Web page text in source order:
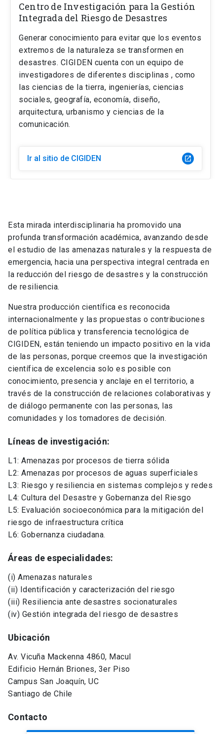
Centro de Investigación para la Gestión
Integrada del Riesgo de Desastres
Generar conocimiento para evitar que los eventos
extremos de la naturaleza se transformen en
desastres. CIGIDEN cuenta con un equipo de
investigadores de diferentes disciplinas , como
las ciencias de la tierra, ingenierías, ciencias
sociales, geografía, economía, diseño,
arquitectura, urbanismo y ciencias de la
comunicación.
Ir al sitio de CIGIDEN launch
Esta mirada interdisciplinaria ha promovido una
profunda transformación académica, avanzando desde
el estudio de las amenazas naturales y la respuesta de
emergencia, hacia una perspectiva integral centrada en
la reducción del riesgo de desastres y la construcción
de resiliencia.
Nuestra producción científica es reconocida
internacionalmente y las propuestas o contribuciones
de política pública y transferencia tecnológica de
CIGIDEN, están teniendo un impacto positivo en la vida
de las personas, porque creemos que la investigación
científica de excelencia solo es posible con
conocimiento, presencia y anclaje en el territorio, a
través de la construcción de relaciones colaborativas y
de diálogo permanente con las personas, las
comunidades y los tomadores de decisión.
Líneas de investigación:
L1: Amenazas por procesos de tierra sólida
L2: Amenazas por procesos de aguas superficiales
L3: Riesgo y resiliencia en sistemas complejos y redes
L4: Cultura del Desastre y Gobernanza del Riesgo
L5: Evaluación socioeconómica para la mitigación del
riesgo de infraestructura crítica
L6: Gobernanza ciudadana.
Áreas de especialidades:
(i) Amenazas naturales
(ii) Identificación y caracterización del riesgo
(iii) Resiliencia ante desastres socionaturales
(iv) Gestión integrada del riesgo de desastres
Ubicación
Av. Vicuña Mackenna 4860, Macul
Edificio Hernán Briones, 3er Piso
Campus San Joaquín, UC
Santiago de Chile
Contacto